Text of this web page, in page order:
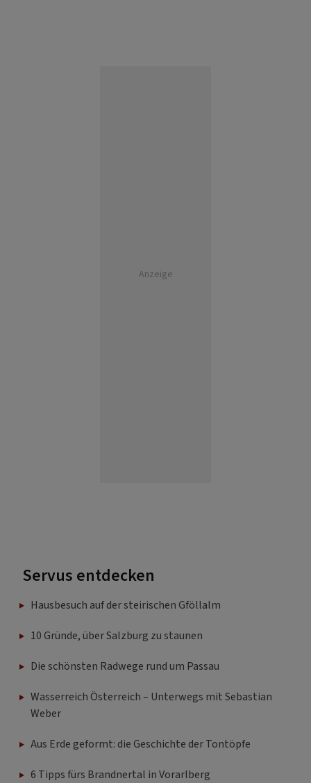
Anzeige
Servus entdecken
Hausbesuch auf der steirischen Gföllalm
10 Gründe, über Salzburg zu staunen
Die schönsten Radwege rund um Passau
Wasserreich Österreich – Unterwegs mit Sebastian
Weber
Aus Erde geformt: die Geschichte der Tontöpfe
6 Tipps fürs Brandnertal in Vorarlberg